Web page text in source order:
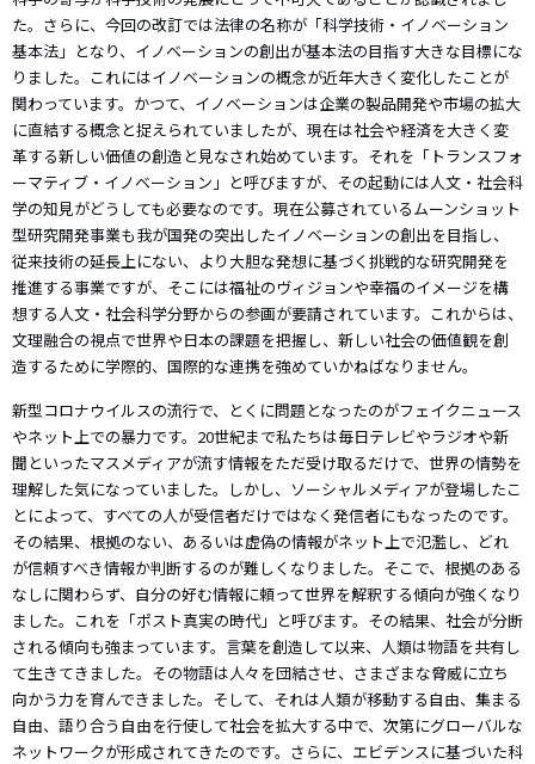
た。さらに、今回の改訂では法律の名称が「科学技術・イノベーション
基本法」となり、イノベーションの創出が基本法の目指す大きな目標にな
りました。これにはイノベーションの概念が近年大きく変化したことが
関わっています。かつて、イノベーションは企業の製品開発や市場の拡大
に直結する概念と捉えられていましたが、現在は社会や経済を大きく変
革する新しい価値の創造と見なされ始めています。それを「トランスフォ
ーマティブ・イノベーション」と呼びますが、その起動には人文・社会科
学の知見がどうしても必要なのです。現在公募されているムーンショット
型研究開発事業も我が国発の突出したイノベーションの創出を目指し、
従来技術の延長上にない、より大胆な発想に基づく挑戦的な研究開発を
推進する事業ですが、そこには福祉のヴィジョンや幸福のイメージを構
想する人文・社会科学分野からの参画が要請されています。これからは、
文理融合の視点で世界や日本の課題を把握し、新しい社会の価値観を創
造するために学際的、国際的な連携を強めていかねばなりません。
新型コロナウイルスの流行で、とくに問題となったのがフェイクニュース
やネット上での暴力です。20世紀まで私たちは毎日テレビやラジオや新
聞といったマスメディアが流す情報をただ受け取るだけで、世界の情勢を
理解した気になっていました。しかし、ソーシャルメディアが登場したこ
とによって、すべての人が受信者だけではなく発信者にもなったのです。
その結果、根拠のない、あるいは虚偽の情報がネット上で氾濫し、どれ
が信頼すべき情報か判断するのが難しくなりました。そこで、根拠のある
なしに関わらず、自分の好む情報に頼って世界を解釈する傾向が強くなり
ました。これを「ポスト真実の時代」と呼びます。その結果、社会が分断
される傾向も強まっています。言葉を創造して以来、人類は物語を共有し
て生きてきました。その物語は人々を団結させ、さまざまな脅威に立ち
向かう力を育んできました。そして、それは人類が移動する自由、集まる
自由、語り合う自由を行使して社会を拡大する中で、次第にグローバルな
ネットワークが形成されてきたのです。さらに、エビデンスに基づいた科